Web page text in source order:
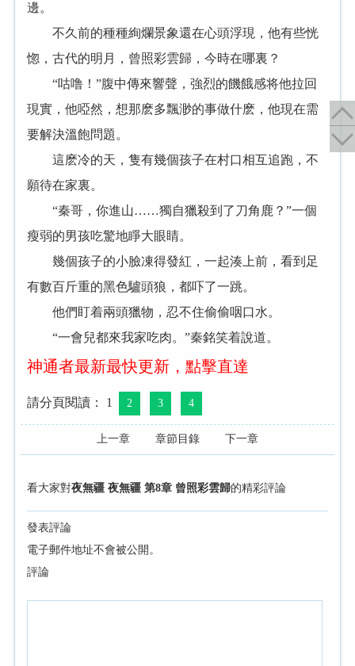
邊。
不久前的種種絢爛景象還在心頭浮現，他有些恍
惚，古代的明月，曾照彩雲歸，今時在哪裏？
“咕噜！”腹中傳來響聲，強烈的饑餓感将他拉回
現實，他啞然，想那麽多飄渺的事做什麽，他現在需
要解決溫飽問題。
這麽冷的天，隻有幾個孩子在村口相互追跑，不
願待在家裏。
“秦哥，你進山……獨自獵殺到了刀角鹿？”一個
瘦弱的男孩吃驚地睜大眼睛。
幾個孩子的小臉凍得發紅，一起湊上前，看到足
有數百斤重的黑色驢頭狼，都吓了一跳。
他們盯着兩頭獵物，忍不住偷偷咽口水。
“一會兒都來我家吃肉。”秦銘笑着說道。
神通者最新最快更新，點擊直達
請分頁閱讀： 1 2 3 4
上一章 章節目錄 下一章
看大家對夜無疆 夜無疆 第8章 曾照彩雲歸的精彩評論
發表評論
電子郵件地址不會被公開。
評論